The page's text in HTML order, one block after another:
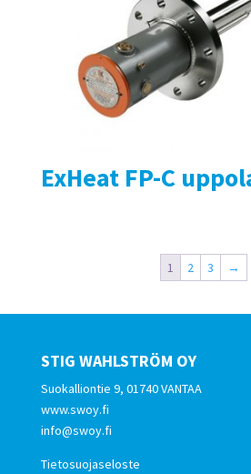
ExHeat FP-C
1 2 3 →
STIG WAHLSTRÖM OY
Suokalliontie 9, 01740 VANTAA
www.swoy.fi
info@swoy.fi
Tietosuojaseloste